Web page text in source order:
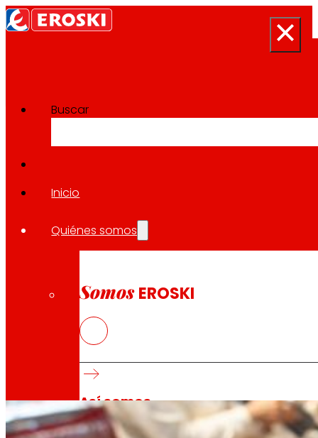
Buscar
Inicio
Quiénes somos
Somos EROSKI
Así somos
Todo nuestro ADN: un viaje por la misión, la
Sala de prensa
Volver a todas las noticias
26.09.2024
EROSKI evita el desperdicio
Gracias a sus acciones para luchar contra el
través de su programa Desperdicio Cero,